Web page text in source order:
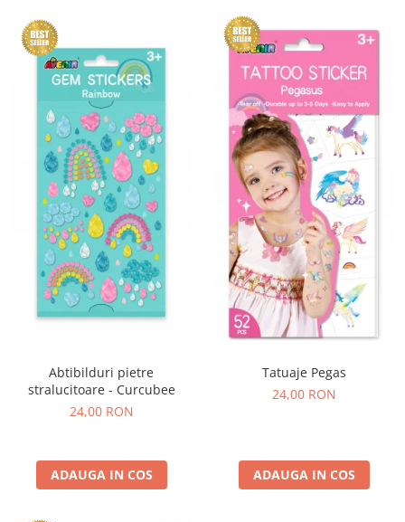
Abtibilduri pietre
stralucitoare - Curcubee
24,00 RON
ADAUGA IN COS
Tatuaje Pegas
24,00 RON
ADAUGA IN COS